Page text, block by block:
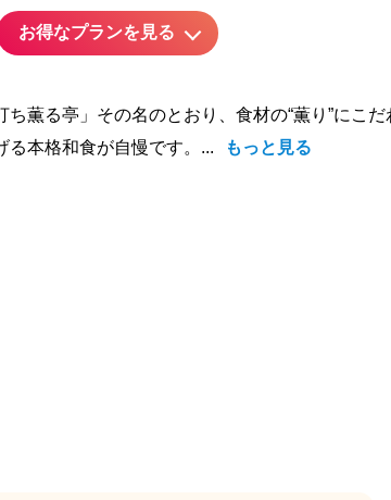
お得なプランを見る
ち薫る亭」その名のとおり、食材の“薫り”にこだ
る本格和食が自慢です。...
もっと見る